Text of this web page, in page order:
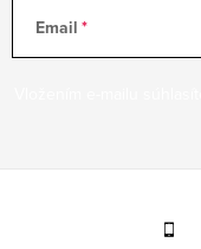
Email